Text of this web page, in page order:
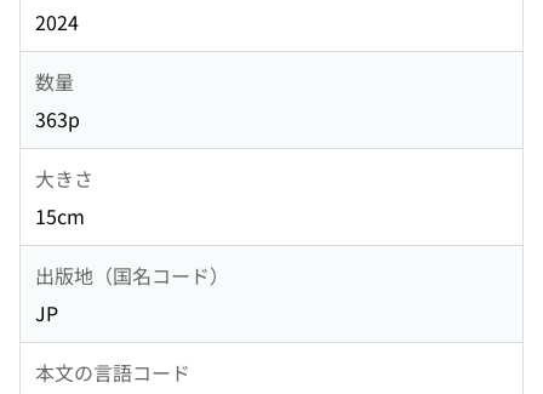
2024
数量
363p
大きさ
15cm
出版地（国名コード）
JP
本文の言語コード